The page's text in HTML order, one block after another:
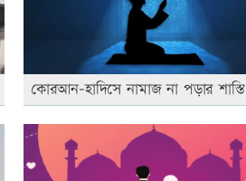
কোরআন-হাদিসে নামাজ না পড়ার শাস্তি